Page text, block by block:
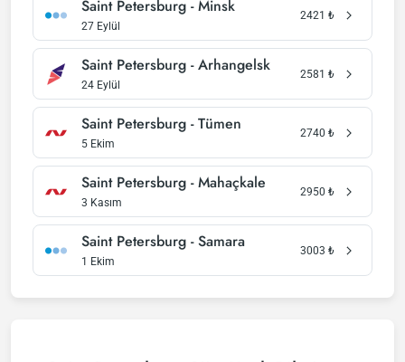
Saint Petersburg - Minsk
27 Eylül
2421 ₺
Saint Petersburg - Arhangelsk
24 Eylül
2581 ₺
Saint Petersburg - Tümen
5 Ekim
2740 ₺
Saint Petersburg - Mahaçkale
3 Kasım
2950 ₺
Saint Petersburg - Samara
1 Ekim
3003 ₺